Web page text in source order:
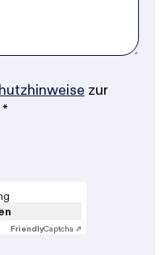
zur
*
FriendlyCaptcha ⇗